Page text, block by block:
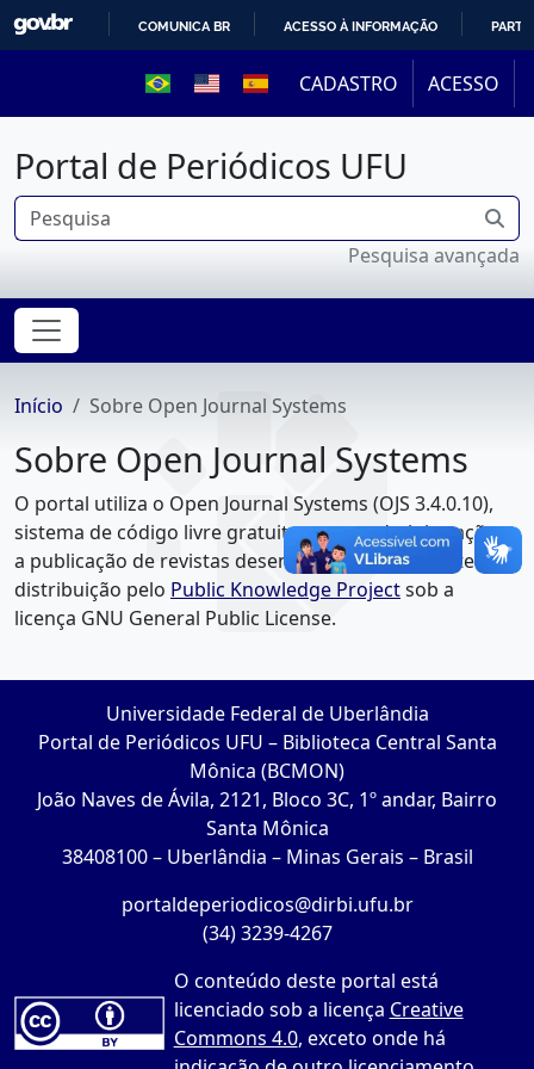
PARA
O
CONTEÚDO
COMUNICA BR ACESSO À INFORMAÇÃO
CADASTRO ACESSO
Portal de Periódicos UFU
Pesquisa avançada
Início Sobre Open Journal Systems
Sobre Open Journal Systems
O portal utiliza o Open Journal Systems (OJS 3.4.0.10),
sistema de código livre gratuito para a administração e
a publicação de revistas desenvolvido com suporte e
distribuição pelo Public Knowledge Projectsob a
licença GNU General Public License.
Universidade Federal de Uberlândia
Portal de Periódicos UFU – Biblioteca Central Santa
Mônica (BCMON)
João Naves de Ávila, 2121, Bloco 3C, 1º andar, Bairro
Santa Mônica
38408100 – Uberlândia – Minas Gerais – Brasil
portaldeperiodicos@dirbi.ufu.br
(34) 3239-4267
O conteúdo deste portal está
licenciado sob a licença Creative
Commons 4.0, exceto onde há